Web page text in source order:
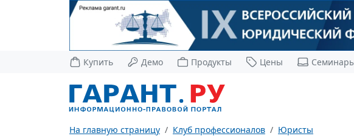
Купить Демо Продукты Цены
На главную страницу Клуб профессионалов Юристы